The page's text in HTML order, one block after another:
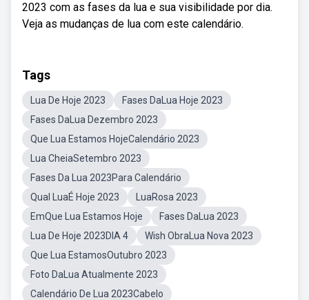
2023 com as fases da lua e sua visibilidade por dia.
Veja as mudanças de lua com este calendário.
Tags
Lua De Hoje 2023
Fases DaLua Hoje 2023
Fases DaLua Dezembro 2023
Que Lua Estamos HojeCalendário 2023
Lua CheiaSetembro 2023
Fases Da Lua 2023Para Calendário
Qual LuaÉ Hoje 2023
LuaRosa 2023
EmQue Lua Estamos Hoje
Fases DaLua 2023
Lua De Hoje 2023DIA 4
Wish ObraLua Nova 2023
Que Lua EstamosOutubro 2023
Foto DaLua Atualmente 2023
Calendário De Lua 2023Cabelo